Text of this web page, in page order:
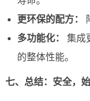
更环保的配方：
多功能化：
集成
的整体性能。
七、总结：安全，